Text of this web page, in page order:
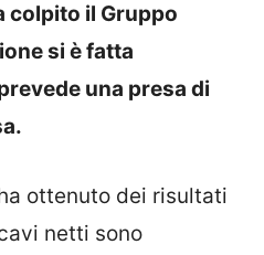
colpito il Gruppo
si è fatta
una presa di
ottenuto dei risultati
netti sono